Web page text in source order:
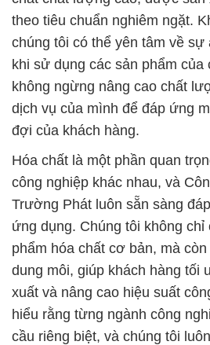
theo tiêu chuẩn nghiêm ngặt.
chúng tôi có thể yên tâm về sự
khi sử dụng các sản phẩm của
không ngừng nâng cao chất
dịch vụ của mình để đáp ứng
đợi của khách hàng.
Hóa chất là một phần quan
công nghiệp khác nhau, và
Trường Phát luôn sẵn sàng
ứng dụng. Chúng tôi không chỉ
phẩm hóa chất cơ bản, mà
dung môi, giúp khách hàng tối
xuất và nâng cao hiệu suất
hiểu rằng từng ngành công
cầu riêng biệt, và chúng tôi